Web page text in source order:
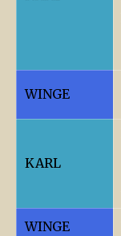
WINGE
KARL
WINGE